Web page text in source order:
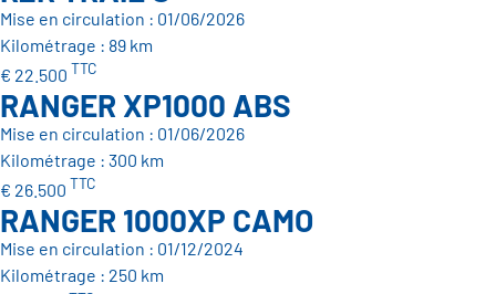
Mise en circulation : 01/06/2026
Kilométrage : 89 km
€ 22.500 TTC
RANGER XP1000 ABS
Mise en circulation : 01/06/2026
Kilométrage : 300 km
€ 26.500 TTC
RANGER 1000XP CAMO
Mise en circulation : 01/12/2024
Kilométrage : 250 km